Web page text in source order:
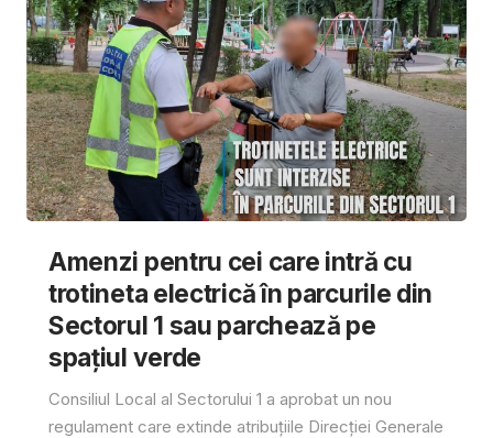
Amenzi pentru cei care intră cu
trotineta electrică în parcurile din
Sectorul 1 sau parchează pe
spațiul verde
Consiliul Local al Sectorului 1 a aprobat un nou
regulament care extinde atribuțiile Direcției Generale